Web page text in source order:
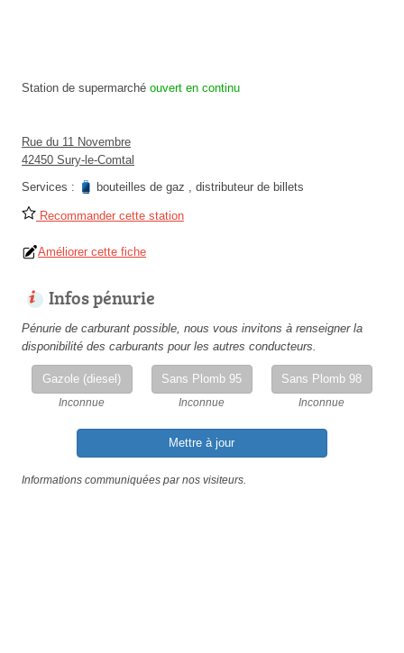
Station de supermarché ouvert en continu
Rue du 11 Novembre
42450 Sury-le-Comtal
Services :
bouteilles de gaz , distributeur de billets
Recommander cette station
Améliorer cette fiche
Infos pénurie
Pénurie de carburant possible, nous vous invitons à renseigner la
disponibilité des carburants pour les autres conducteurs.
Gazole (diesel)
Inconnue
Sans Plomb 95
Inconnue
Sans Plomb 98
Inconnue
Mettre à jour
Informations communiquées par nos visiteurs.